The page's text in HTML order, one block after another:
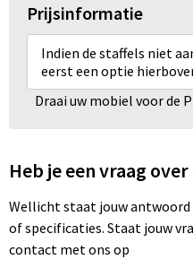
Prijsinformatie
Indien de staffels niet
eerst een optie
Draai uw mobiel voor de
Heb je een vraag
Wellicht staat jouw
of specificaties. Staat jouw
contact met ons op